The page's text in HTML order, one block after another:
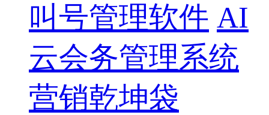
叫号管理软件 AI
云会务管理系统
营销乾坤袋